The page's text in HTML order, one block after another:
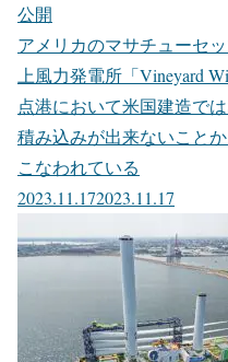
公開
アメリカのマサチューセ
上風力発電所「Vineyard
点港において米国建造で
積み込みが出来ないこと
こなわれている
2023.11.172023.11.17